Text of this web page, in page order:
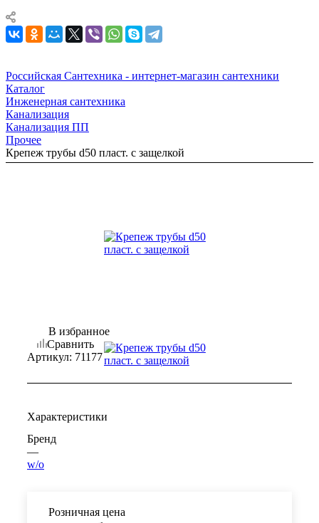
Российская Сантехника - интернет-магазин сантехники
Каталог
Инженерная сантехника
Канализация
Канализация ПП
Прочее
Крепеж трубы d50 пласт. с защелкой
В избранное
Сравнить
Артикул: 71177
Характеристики
Бренд
—
w/o
Розничная цена